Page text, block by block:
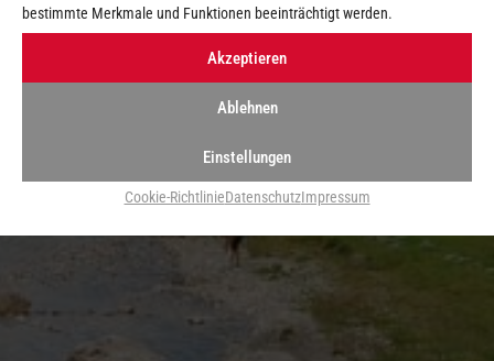
bestimmte Merkmale und Funktionen beeinträchtigt werden.
Akzeptieren
Ablehnen
Einstellungen
Cookie-RichtlinieDatenschutzImpressum